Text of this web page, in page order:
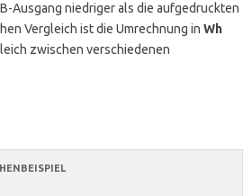
Ausgang niedriger als die aufgedruckten
Vergleich ist die Umrechnung in Wh
zwischen verschiedenen